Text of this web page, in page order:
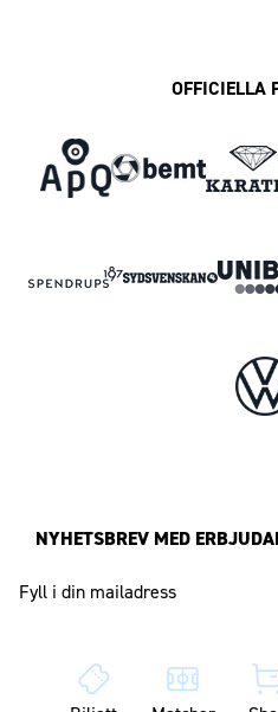
OFFICIELLA
NYHETSBREV MED